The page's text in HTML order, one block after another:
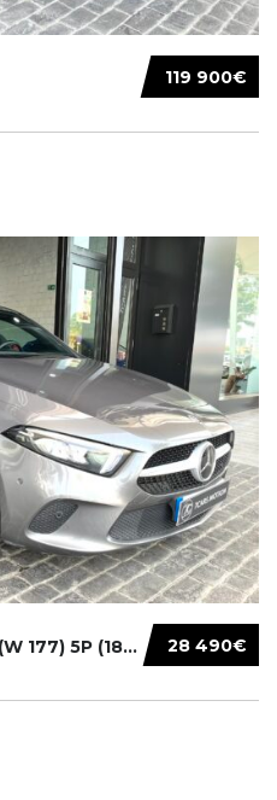
119 900€
28 490€
MERCEDES BENZ CLASE A (W 177) 5P (18-) 2020....